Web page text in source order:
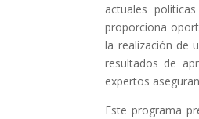
actuales
proporciona
la realización de
resultados de
expertos
Este programa